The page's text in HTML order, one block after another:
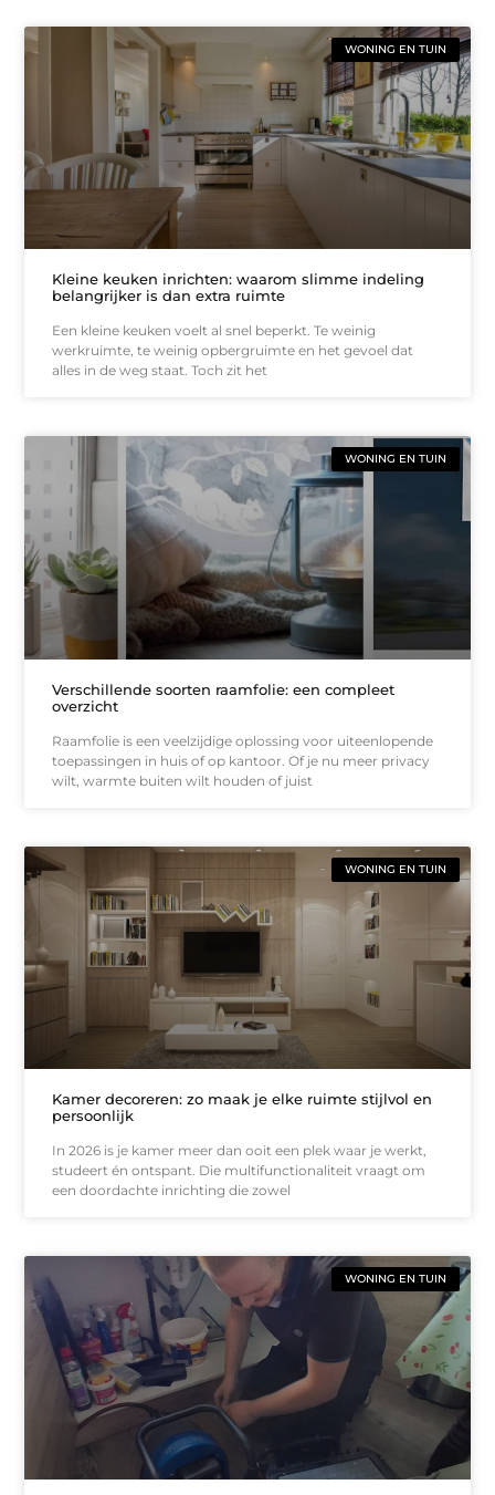
WONING EN TUIN
Kleine keuken inrichten: waarom slimme indeling
belangrijker is dan extra ruimte
Een kleine keuken voelt al snel beperkt. Te weinig
werkruimte, te weinig opbergruimte en het gevoel dat
alles in de weg staat. Toch zit het
WONING EN TUIN
Verschillende soorten raamfolie: een compleet
overzicht
Raamfolie is een veelzijdige oplossing voor uiteenlopende
toepassingen in huis of op kantoor. Of je nu meer privacy
wilt, warmte buiten wilt houden of juist
WONING EN TUIN
Kamer decoreren: zo maak je elke ruimte stijlvol en
persoonlijk
In 2026 is je kamer meer dan ooit een plek waar je werkt,
studeert én ontspant. Die multifunctionaliteit vraagt om
een doordachte inrichting die zowel
WONING EN TUIN